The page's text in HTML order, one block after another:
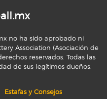
no ha sido aprobado ni
Association (Asociación de
reservados. Todas las
de sus legítimos dueños.
Estafas y Consejos